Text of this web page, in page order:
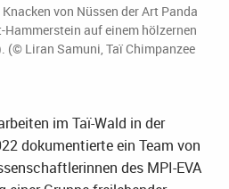
von Nüssen der Art Panda
auf einem hölzernen
(© Liran Samuni, Taï Chimpanzee
im Taï-Wald in der
dokumentierte ein Team von
des MPI-EVA